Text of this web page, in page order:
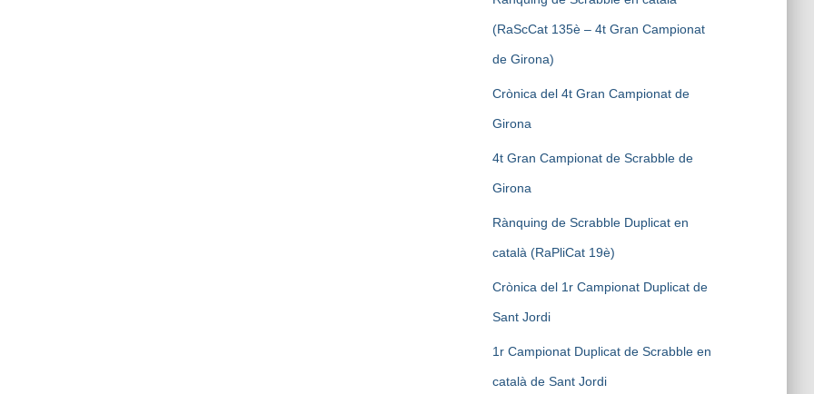
(RaScCat 135è – 4t Gran Campionat
de Girona)
Crònica del 4t Gran Campionat de
Girona
4t Gran Campionat de Scrabble de
Girona
Rànquing de Scrabble Duplicat en
català (RaPliCat 19è)
Crònica del 1r Campionat Duplicat de
Sant Jordi
1r Campionat Duplicat de Scrabble en
català de Sant Jordi